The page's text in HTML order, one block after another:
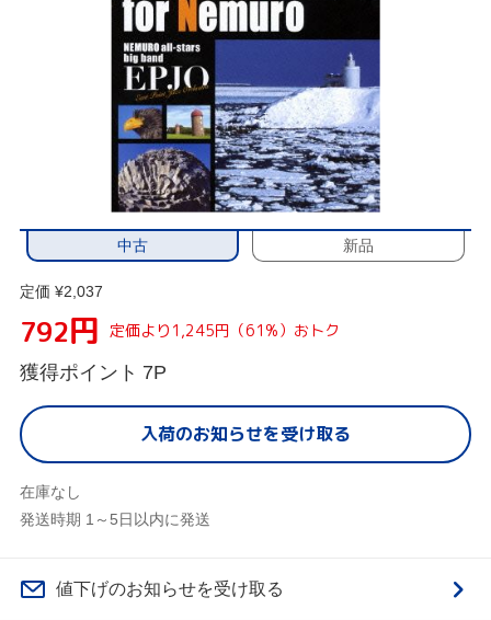
中古 新品
定価 ¥2,037
792円 定価より1,245円（61%）おトク
獲得ポイント 7P
入荷のお知らせを受け取る
在庫なし
発送時期 1～5日以内に発送
値下げのお知らせを受け取る